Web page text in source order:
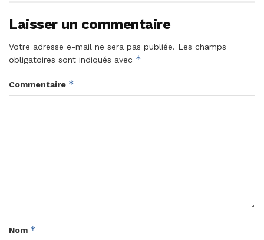
Laisser un commentaire
Votre adresse e-mail ne sera pas publiée. Les champs
obligatoires sont indiqués avec *
Commentaire *
Nom *